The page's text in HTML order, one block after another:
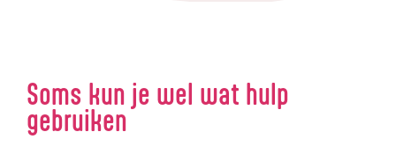
Soms kun je wel wat hulp
gebruiken